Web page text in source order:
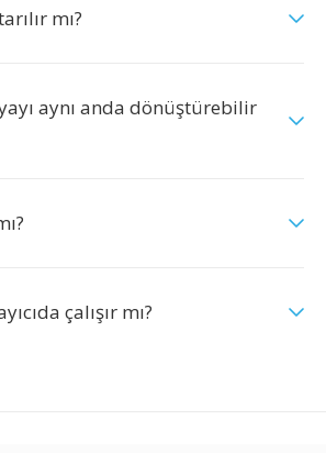
mı?
aynı anda dönüştürebilir
çalışır mı?